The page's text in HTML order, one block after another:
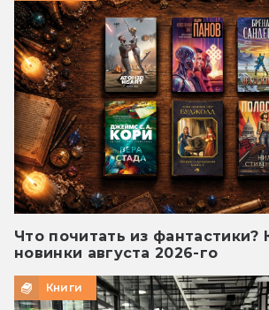
Что почитать из
новинки августа 2026-го
Книги